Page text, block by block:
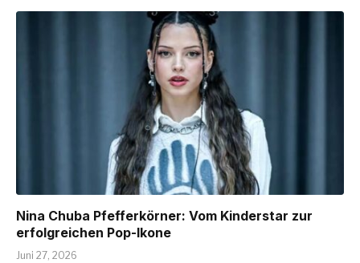
Nina Chuba Pfefferkörner: Vom Kinderstar zur
erfolgreichen Pop-Ikone
Juni 27, 2026